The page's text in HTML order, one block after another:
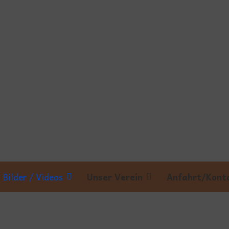
Bilder / Videos Unser Verein Anfahrt/